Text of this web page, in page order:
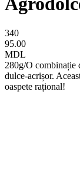
340
95.00
MDL
280g/O combinație
dulce-acrișor.
oaspete rațional!